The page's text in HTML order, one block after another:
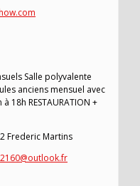
Salle polyvalente
anciens mensuel avec
18h RESTAURATION +
Frederic Martins